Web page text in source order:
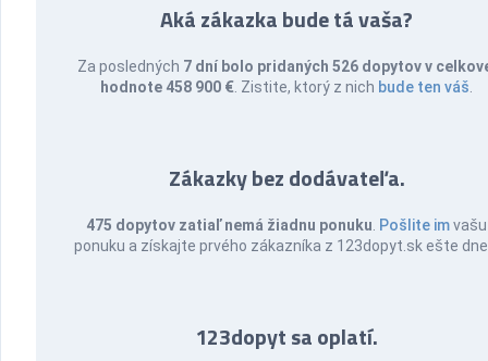
Aká zákazka bude tá vaša?
Za posledných 7 dní bolo pridaných 526 dopytov v
hodnote 458 900 € . Zistite, ktorý z nich bude ten váš
Zákazky bez dodávateľa.
475 dopytov zatiaľ nemá žiadnu ponuku Pošlite imvašu
ponuku a získajte prvého zákazníka z 123dopyt.sk ešte
123dopyt sa oplatí.